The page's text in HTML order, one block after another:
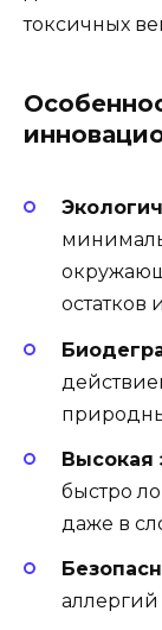
токсичных
остатков
Высокая
быстро
даже в